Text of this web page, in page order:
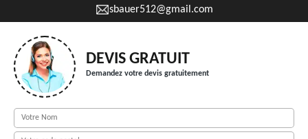
sbauer512@gmail.com
DEVIS GRATUIT
Demandez votre devis gratuitement